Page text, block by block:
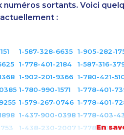
numéros sortants. Voici
:
En
1-587-328-6635 1-905-282-
1-778-401-2184 1-587-316-
1-902-201-9366 1-780-421-
1-780-990-1571 1-778-401-
1-579-267-0746 1-778-401-
1-437-900-0398 1-778-403-
1-438-230-20071-778-403-